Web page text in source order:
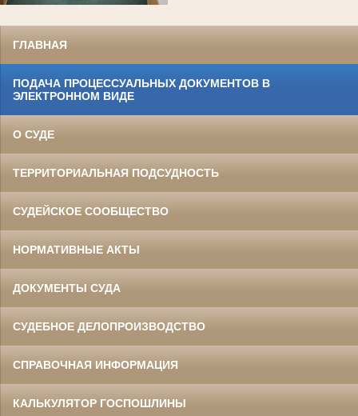
ГЛАВНАЯ
ПОДАЧА ПРОЦЕССУАЛЬНЫХ ДОКУМЕНТОВ В
ЭЛЕКТРОННОМ ВИДЕ
О СУДЕ
ТЕРРИТОРИАЛЬНАЯ ПОДСУДНОСТЬ
СУДЕЙСКОЕ СООБЩЕСТВО
НОРМАТИВНЫЕ АКТЫ
ДОКУМЕНТЫ СУДА
СУДЕБНОЕ ДЕЛОПРОИЗВОДСТВО
СПРАВОЧНАЯ ИНФОРМАЦИЯ
КАЛЬКУЛЯТОР ГОСПОШЛИНЫ